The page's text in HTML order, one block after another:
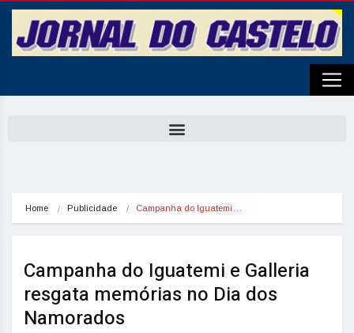
Home Publicidade Campanha do Iguatemi…
Campanha do Iguatemi e Galleria
resgata memórias no Dia dos
Namorados